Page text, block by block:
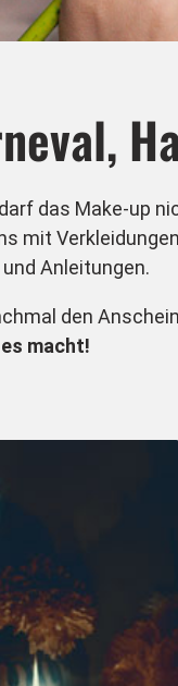
das Make-up
mit
Anleitungen.
den
macht!